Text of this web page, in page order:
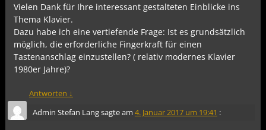
Vielen Dank für Ihre interessant gestalteten Einblicke ins
Thema Klavier.
Dazu habe ich eine vertiefende Frage: Ist es grundsätzlich
möglich, die erforderliche Fingerkraft für einen
Tastenanschlag einzustellen? ( relativ modernes Klavier
1980er Jahre)?
Antworten ↓
Admin Stefan Langsagte am 4. Januar 2017 um 19:41 :